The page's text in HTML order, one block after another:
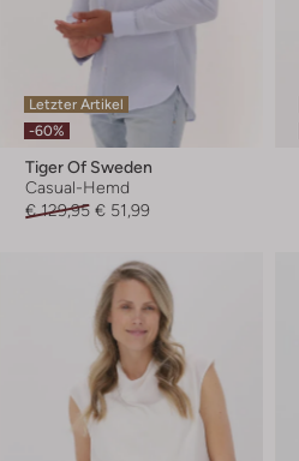
Letzter Artikel
-60%
Tiger Of Sweden
Casual-Hemd
€ 129,95 € 51,99